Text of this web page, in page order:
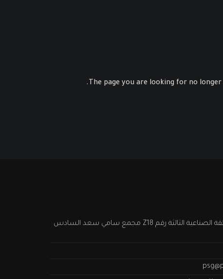
The page you are looking for no
التوسعات الشمالية امتداد المنطقة الصناعية الثالثة رقم Z18 مجمع سامي سعد السادس